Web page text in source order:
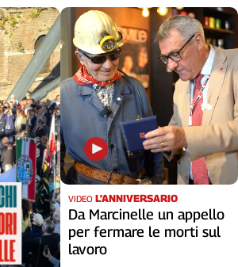
VIDEO L'ANNIVERSARIO
Da Marcinelle un appello
per fermare le morti sul
lavoro